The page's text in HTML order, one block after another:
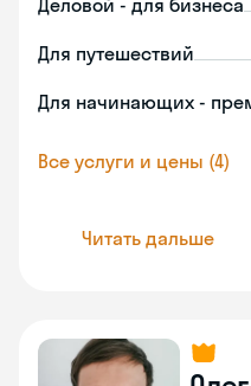
Деловой - для бизнеса
Для путешествий
Для начинающих -
Все услуги и цены (4)
Читать дальше